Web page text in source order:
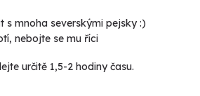
s mnoha severskými pejsky :)
nebojte se mu říci
určitě 1,5-2 hodiny času.